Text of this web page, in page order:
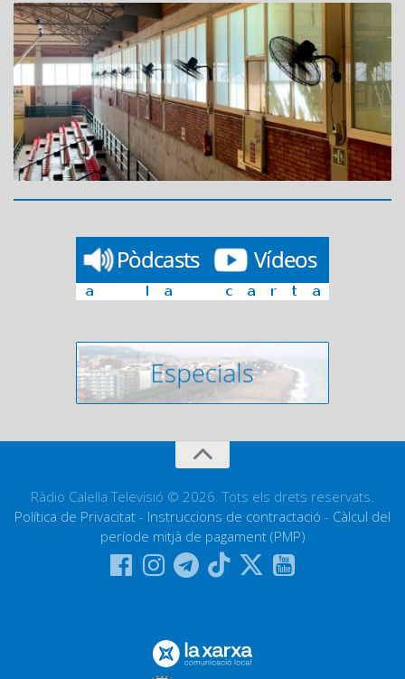
Ràdio Calella Televisió © 2026. Tots els drets reservats.
Política de Privacitat - Instruccions de contractació - Càlcul del
període mitjà de pagament (PMP)